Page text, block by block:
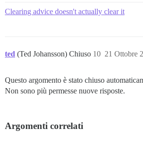
Clearing advice doesn't actually clear it
ted (Ted Johansson) Chiuso 21 Ottobre
10
Questo argomento è stato chiuso
Non sono più permesse nuove risposte.
Argomenti correlati